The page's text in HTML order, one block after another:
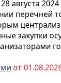
августа
перечней
закупки
от